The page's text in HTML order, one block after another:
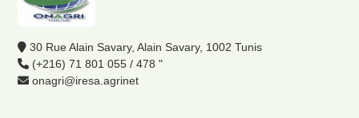
30 Rue Alain Savary, Alain Savary, 1002 Tunis
(+216) 71 801 055 / 478 "
onagri@iresa.agrinet